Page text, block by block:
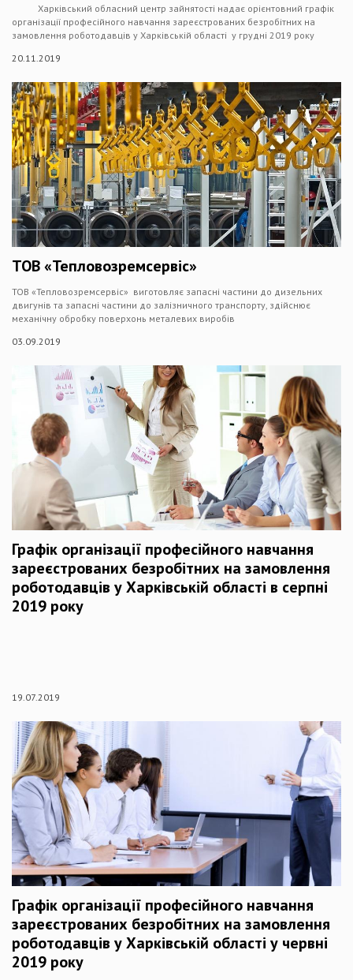
Харківський обласний центр зайнятості надає орієнтовний графік
організації професійного навчання зареєстрованих безробітних на
замовлення роботодавців у Харківській області у грудні 2019 року
20.11.2019
ТОВ «Тепловозремсервіс»
ТОВ «Тепловозремсервіс» виготовляє запасні частини до дизельних
двигунів та запасні частини до залізничного транспорту, здійснює
механічну обробку поверхонь металевих виробів
03.09.2019
Графік організації професійного навчання
зареєстрованих безробітних на замовлення
роботодавців у Харківській області в серпні
2019 року
19.07.2019
Графік організації професійного навчання
зареєстрованих безробітних на замовлення
роботодавців у Харківській області у червні
2019 року